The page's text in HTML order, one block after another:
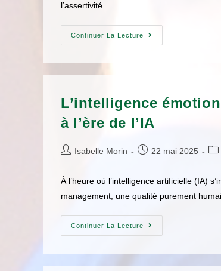
l’assertivité...
Continuer La Lecture
L’intelligence
à l’ère de l’IA
Isabelle Morin 22 mai 2025
À l’heure où l’intelligence artificielle (IA)
management, une qualité purement
Continuer La Lecture